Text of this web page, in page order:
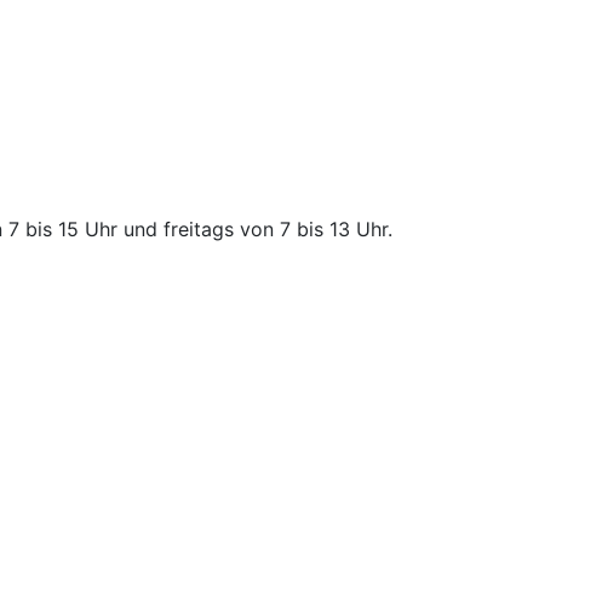
bis 15 Uhr und freitags von 7 bis 13 Uhr.